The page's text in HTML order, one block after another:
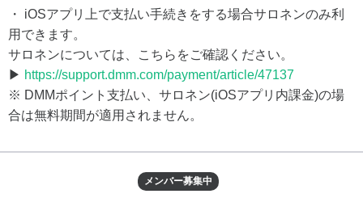
・ iOSアプリ上で支払い手続きをする場合サロネンのみ利
用できます。
サロネンについては、こちらをご確認ください。
▶ https://support.dmm.com/payment/article/47137
※ DMMポイント支払い、サロネン(iOSアプリ内課金)の場
合は無料期間が適用されません。
メンバー募集中